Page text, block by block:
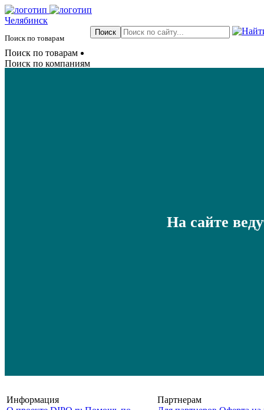
Челябинск
Поиск по товарам
Поиск по товарам
Поиск по компаниям
На сайте
Информация
Партнерам